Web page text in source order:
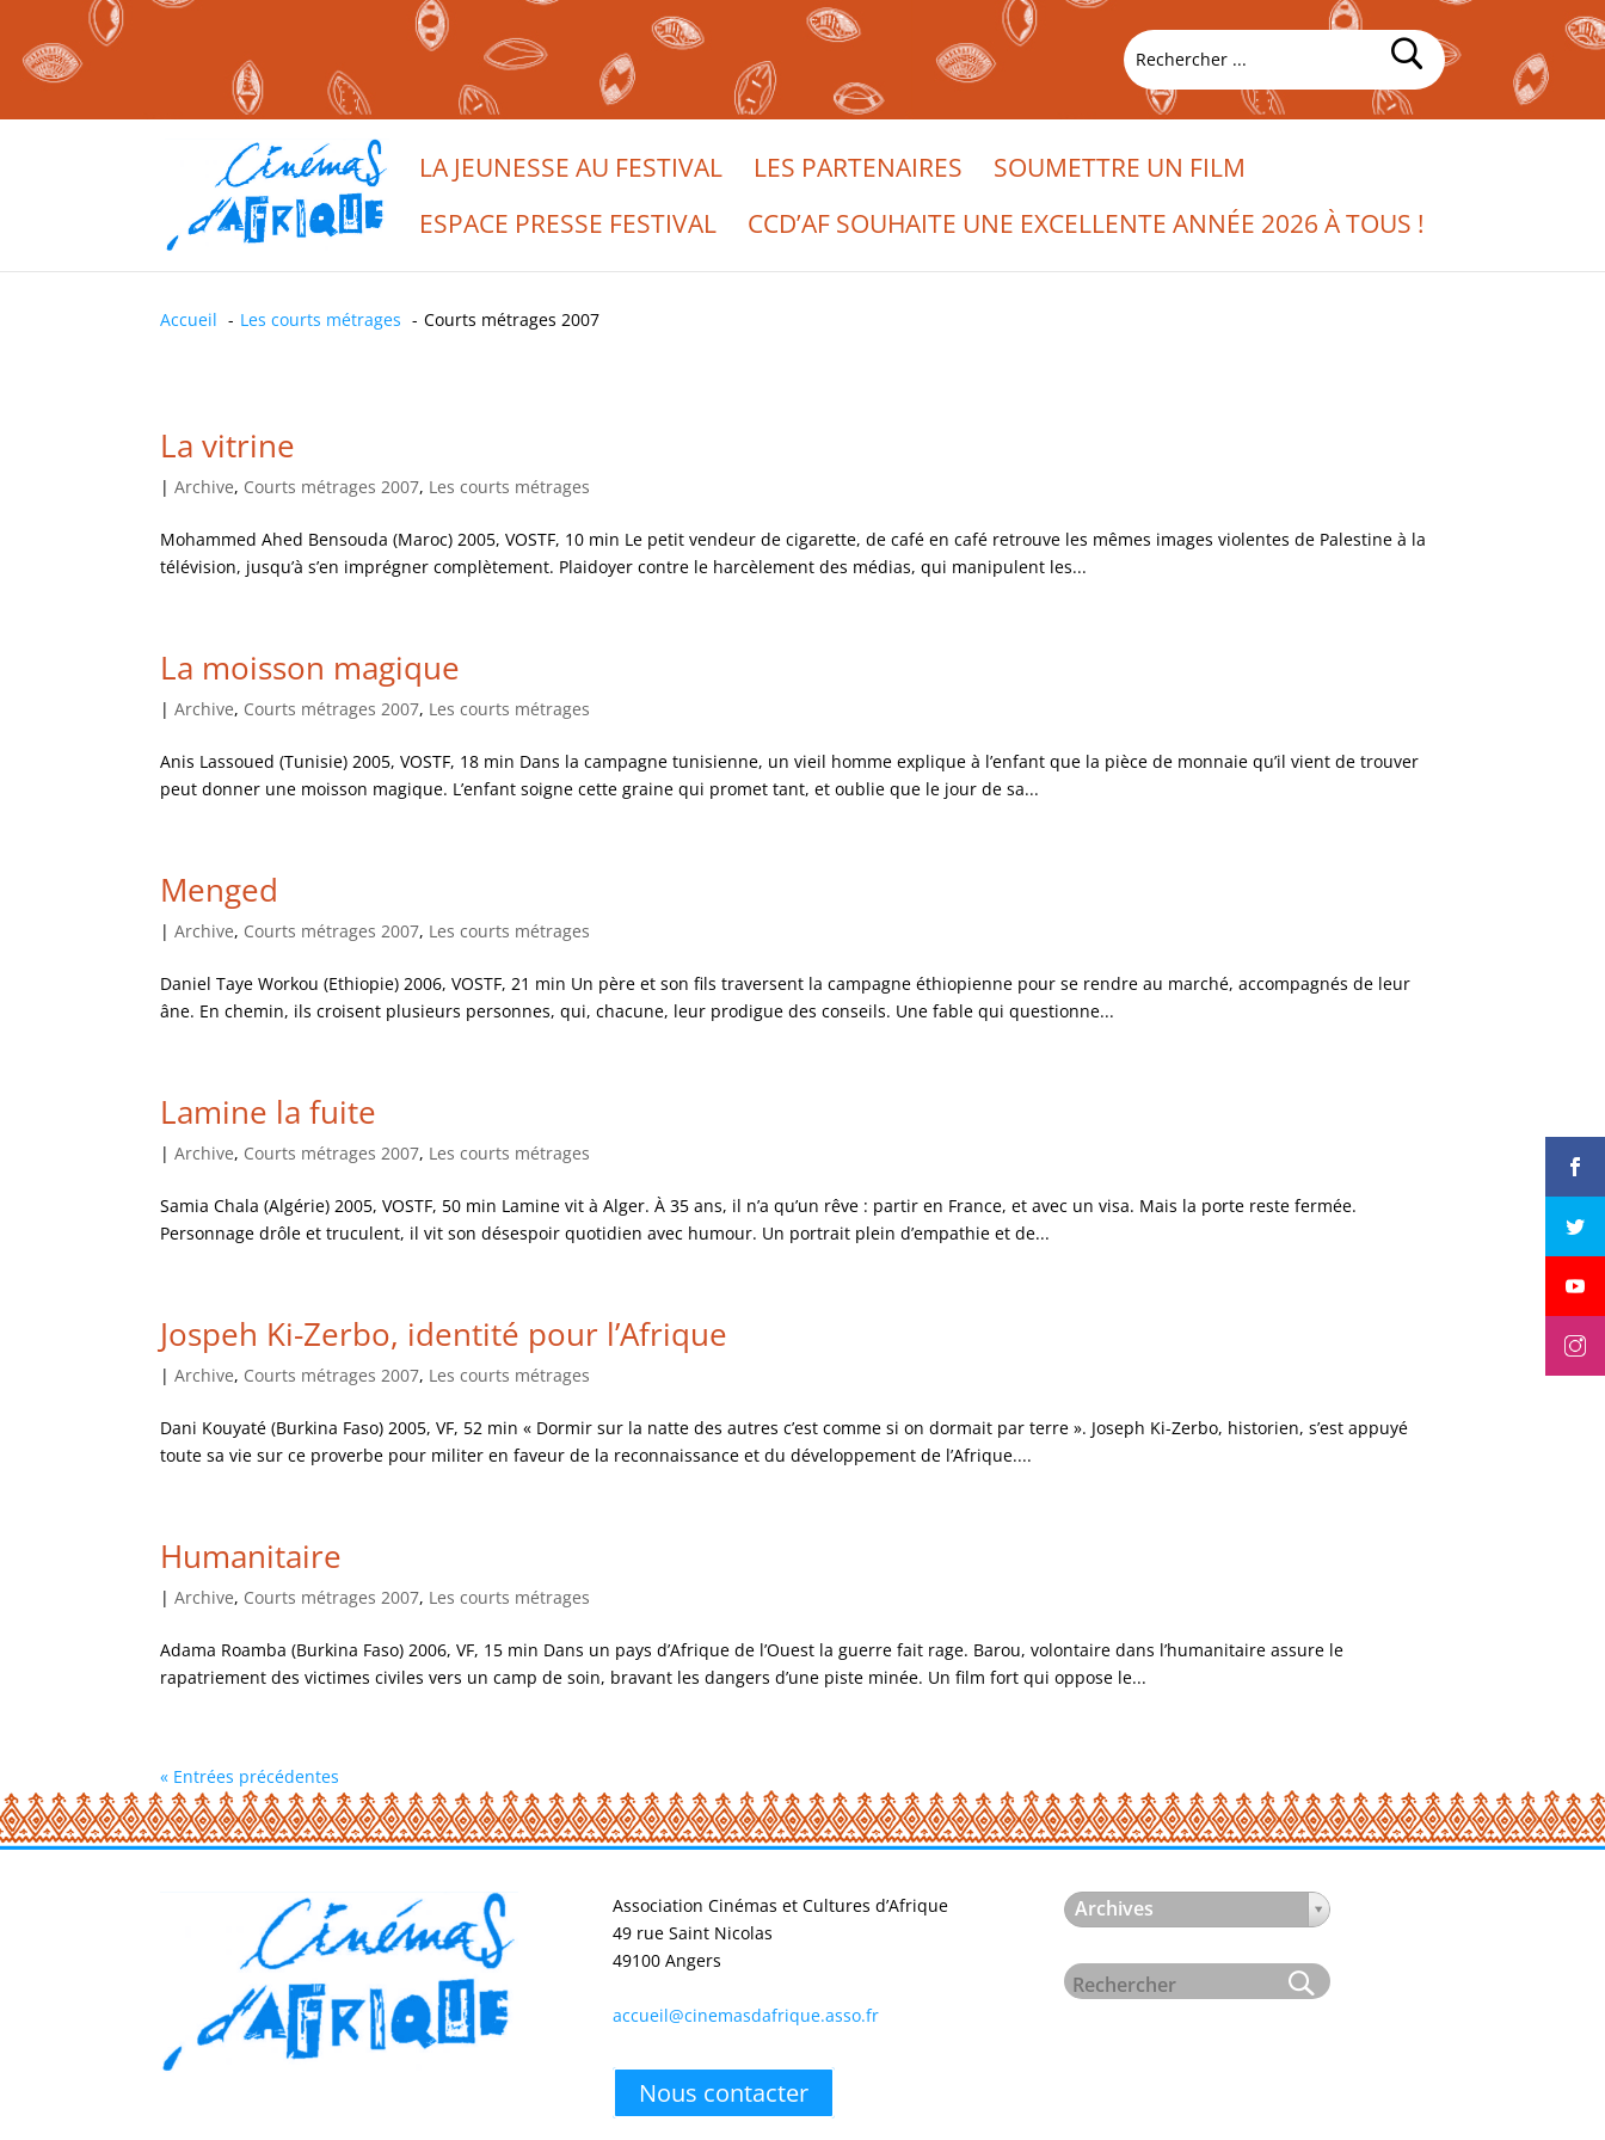
LA JEUNESSE AU FESTIVAL LES PARTENAIRES
SOUMETTRE UN FILM
ESPACE PRESSE FESTIVAL
CCD’AF SOUHAITE UNE EXCELLENTE ANNÉE 2026 À TOUS !
Accueil Les courts métrages Courts métrages 2007
La vitrine
|Archive, Courts métrages 2007, Les courts métrages
Mohammed Ahed Bensouda (Maroc) 2005, VOSTF, 10 min Le petit vendeur de cigarette, de café en café retrouve les mêmes images violentes de Palestine à la
télévision, jusqu’à s’en imprégner complètement. Plaidoyer contre le harcèlement des médias, qui manipulent les...
La moisson magique
|Archive, Courts métrages 2007, Les courts métrages
Anis Lassoued (Tunisie) 2005, VOSTF, 18 min Dans la campagne tunisienne, un vieil homme explique à l’enfant que la pièce de monnaie qu’il vient de trouver
peut donner une moisson magique. L’enfant soigne cette graine qui promet tant, et oublie que le jour de sa...
Menged
|Archive, Courts métrages 2007, Les courts métrages
Daniel Taye Workou (Ethiopie) 2006, VOSTF, 21 min Un père et son fils traversent la campagne éthiopienne pour se rendre au marché, accompagnés de leur
âne. En chemin, ils croisent plusieurs personnes, qui, chacune, leur prodigue des conseils. Une fable qui questionne...
Lamine la fuite
|Archive, Courts métrages 2007, Les courts métrages
Samia Chala (Algérie) 2005, VOSTF, 50 min Lamine vit à Alger. À 35 ans, il n’a qu’un rêve : partir en France, et avec un visa. Mais la porte reste fermée.
Personnage drôle et truculent, il vit son désespoir quotidien avec humour. Un portrait plein d’empathie et de...
Jospeh Ki-Zerbo, identité pour l’Afrique
|Archive, Courts métrages 2007, Les courts métrages
Dani Kouyaté (Burkina Faso) 2005, VF, 52 min « Dormir sur la natte des autres c’est comme si on dormait par terre ». Joseph Ki-Zerbo, historien, s’est appuyé
toute sa vie sur ce proverbe pour militer en faveur de la reconnaissance et du développement de l’Afrique....
Humanitaire
|Archive, Courts métrages 2007, Les courts métrages
Adama Roamba (Burkina Faso) 2006, VF, 15 min Dans un pays d’Afrique de l’Ouest la guerre fait rage. Barou, volontaire dans l’humanitaire assure le
rapatriement des victimes civiles vers un camp de soin, bravant les dangers d’une piste minée. Un film fort qui oppose le...
« Entrées précédentes
Association Cinémas et Cultures d’Afrique
49 rue Saint Nicolas
49100 Angers
accueil@cinemasdafrique.asso.fr
Nous contacter
Archives